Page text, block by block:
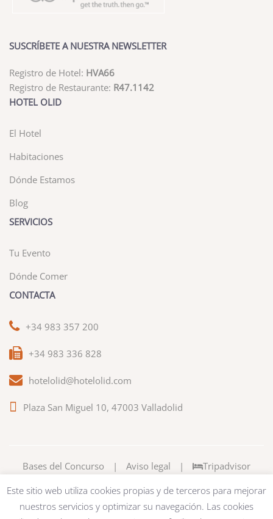
SUSCRÍBETE A NUESTRA NEWSLETTER
Registro de Hotel: HVA66
Registro de Restaurante: R47.1142
HOTEL OLID
El Hotel
Habitaciones
Dónde Estamos
Blog
SERVICIOS
Tu Evento
Dónde Comer
CONTACTA
+34 983 357 200
+34 983 336 828
hotelolid@hotelolid.com
Plaza San Miguel 10, 47003 Valladolid
Bases del Concurso | Aviso legal | Tripadvisor
Este sitio web utiliza cookies propias y de terceros para mejorar
nuestros servicios y optimizar su navegación. Las cookies